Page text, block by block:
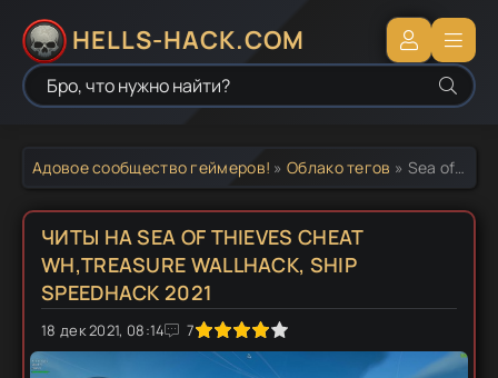
HELLS-HACK.COM
Адовое сообщество геймеров! »Облако тегов » Sea of Thieves Treasure Wallhack бесплатно
ЧИТЫ НА SEA OF THIEVES CHEAT
WH,TREASURE WALLHACK, SHIP
SPEEDHACK 2021
18 дек 2021, 08:14 7
1 2 3 4 5